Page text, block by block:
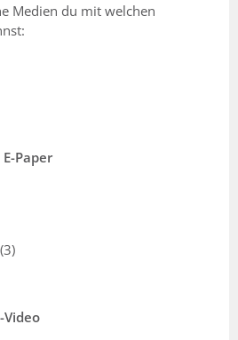
Medien du mit welchen
Paper
Video